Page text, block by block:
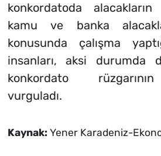
konkordatoda
kamu ve banka
konusunda çalışma
insanları, aksi durumda
konkordato
vurguladı.
Kaynak: Yener Karadeniz-